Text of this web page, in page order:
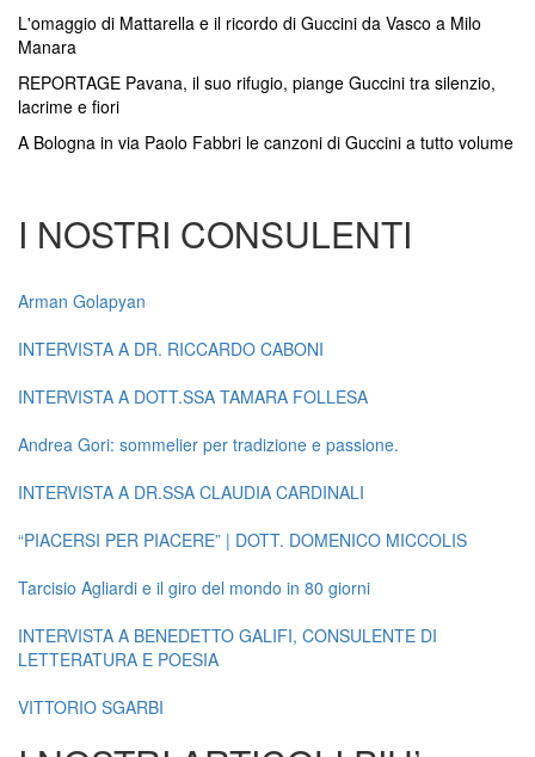
L'omaggio di Mattarella e il ricordo di Guccini da Vasco a Milo
Manara
REPORTAGE Pavana, il suo rifugio, piange Guccini tra silenzio,
lacrime e fiori
A Bologna in via Paolo Fabbri le canzoni di Guccini a tutto volume
I NOSTRI CONSULENTI
Arman Golapyan
INTERVISTA A DR. RICCARDO CABONI
INTERVISTA A DOTT.SSA TAMARA FOLLESA
Andrea Gori: sommelier per tradizione e passione.
INTERVISTA A DR.SSA CLAUDIA CARDINALI
“PIACERSI PER PIACERE” | DOTT. DOMENICO MICCOLIS
Tarcisio Agliardi e il giro del mondo in 80 giorni
INTERVISTA A BENEDETTO GALIFI, CONSULENTE DI
LETTERATURA E POESIA
VITTORIO SGARBI